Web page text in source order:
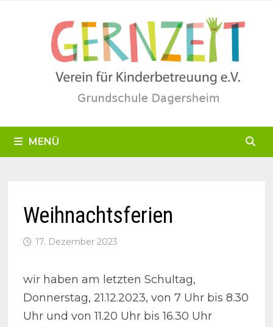
MENÜ
Weihnachtsferien
17. Dezember 2023
wir haben am letzten Schultag,
Donnerstag, 21.12.2023, von 7 Uhr bis 8.30
Uhr und von 11.20 Uhr bis 16.30 Uhr